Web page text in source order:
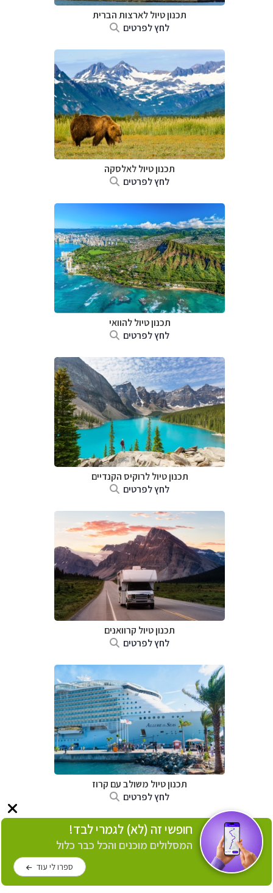
תכנון טיול לארצות הברית
לחץ לפרטים
תכנון טיול לאלסקה
לחץ לפרטים
תכנון טיול להוואי
לחץ לפרטים
תכנון טיול לרוקיס הקנדיים
לחץ לפרטים
תכנון טיול קרוואנים
לחץ לפרטים
תכנון טיול משולב עם קרוז
לחץ לפרטים
חופשי זה (לא) לגמרי לבד!
המסלולים מוכנים והכל כבר כלול
ספרו לי עוד